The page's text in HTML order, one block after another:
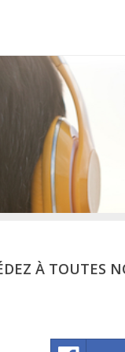
À TOUTES